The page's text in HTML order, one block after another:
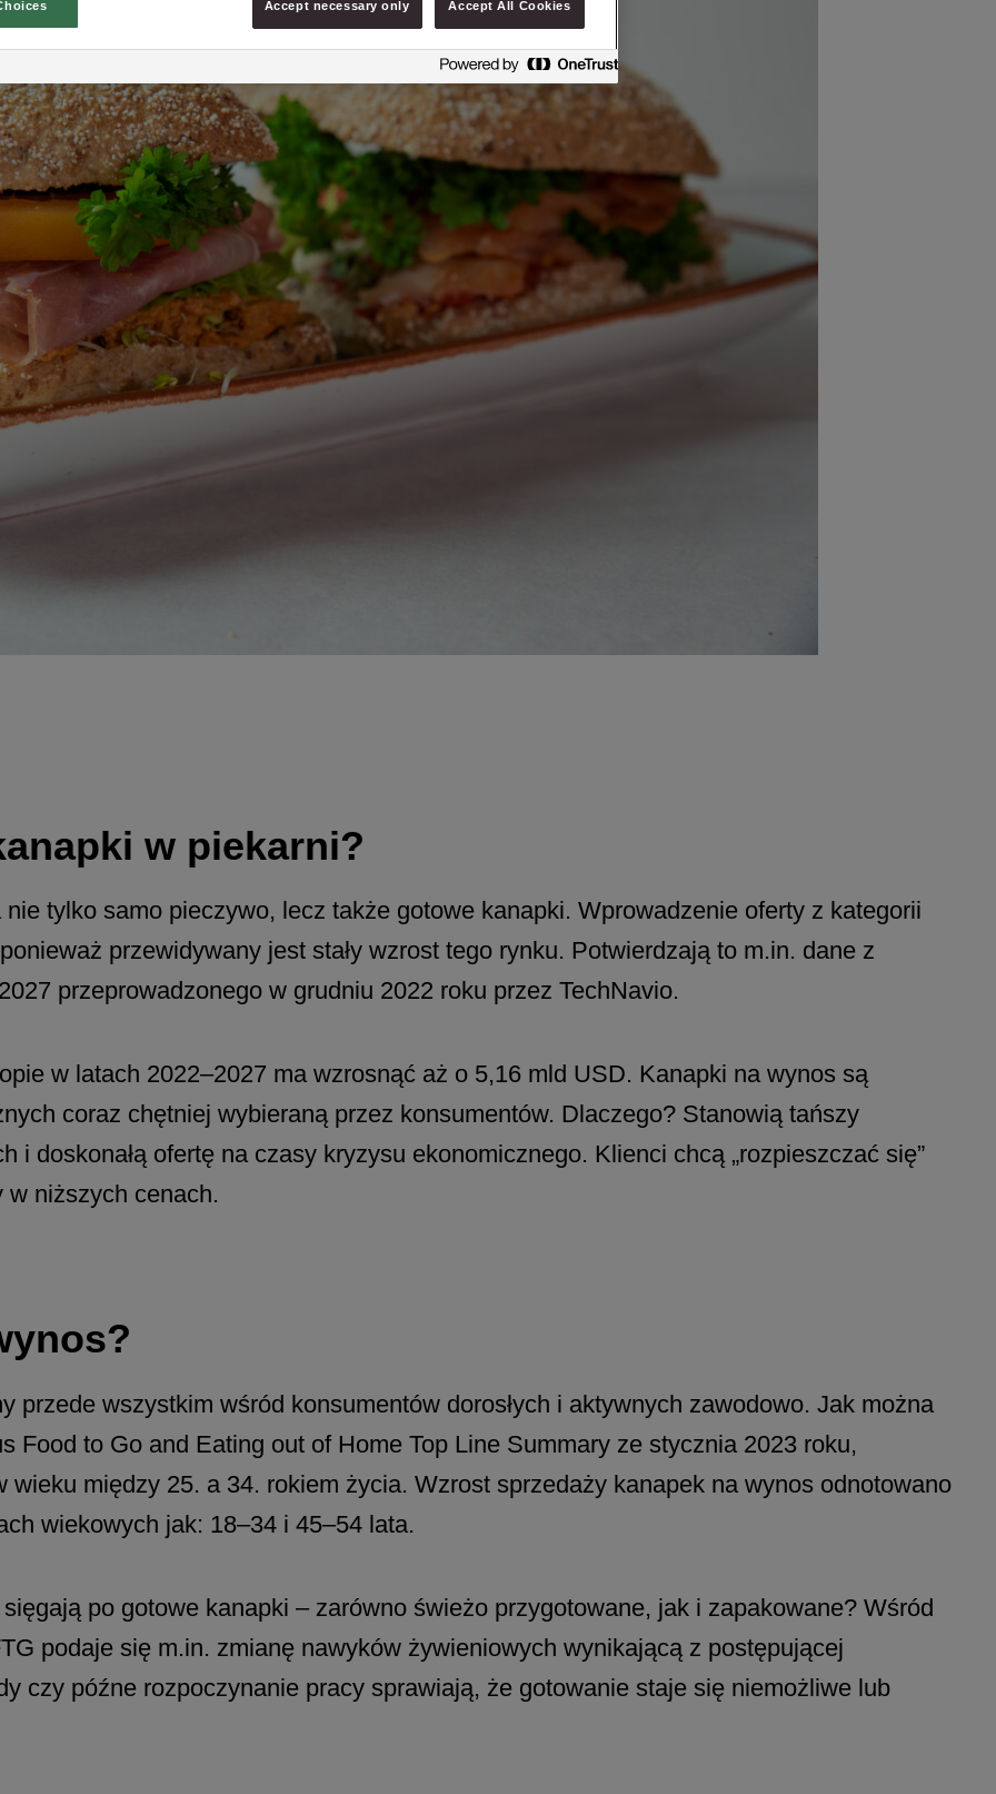
w piekarni?
tylko samo pieczywo, lecz także gotowe kanapki. Wprowadzenie oferty z kategorii
przewidywany jest stały wzrost tego rynku. Potwierdzają to m.in. dane z
przeprowadzonego w grudniu 2022 roku przez TechNavio.
w latach 2022–2027 ma wzrosnąć aż o 5,16 mld USD. Kanapki na wynos są
coraz chętniej wybieraną przez konsumentów. Dlaczego? Stanowią tańszy
i doskonałą ofertę na czasy kryzysu ekonomicznego. Klienci chcą „rozpieszczać się”
niższych cenach.
przede wszystkim wśród konsumentów dorosłych i aktywnych zawodowo. Jak można
Food to Go and Eating out of Home Top Line Summary ze stycznia 2023 roku,
między 25. a 34. rokiem życia. Wzrost sprzedaży kanapek na wynos odnotowano
wiekowych jak: 18–34 i 45–54 lata.
po gotowe kanapki – zarówno świeżo przygotowane, jak i zapakowane? Wśród
podaje się m.in. zmianę nawyków żywieniowych wynikającą z postępującej
czy późne rozpoczynanie pracy sprawiają, że gotowanie staje się niemożliwe lub
Accept necessary only Accept All Cookies